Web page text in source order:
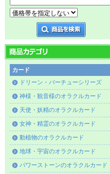
カード
ドリーン・バーチューシリーズ
神様・観音様のオラクルカード
天使・妖精のオラクルカード
女神・精霊のオラクルカード
動植物のオラクルカード
地球・宇宙のオラクルカード
パワーストーンのオラクルカード